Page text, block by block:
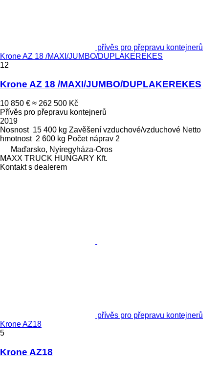
přívěs pro přepravu kontejnerů
Krone AZ 18 /MAXI/JUMBO/DUPLAKEREKES
12
Krone AZ 18 /MAXI/JUMBO/DUPLAKEREKES
10 850 € ≈ 262 500 Kč
Přívěs pro přepravu kontejnerů
2019
Nosnost 15 400 kg Zavěšení vzduchové/vzduchové Netto
hmotnost 2 600 kg Počet náprav 2
Maďarsko, Nyíregyháza-Oros
MAXX TRUCK HUNGARY Kft.
Kontakt s dealerem
přívěs pro přepravu kontejnerů
Krone AZ18
5
Krone AZ18